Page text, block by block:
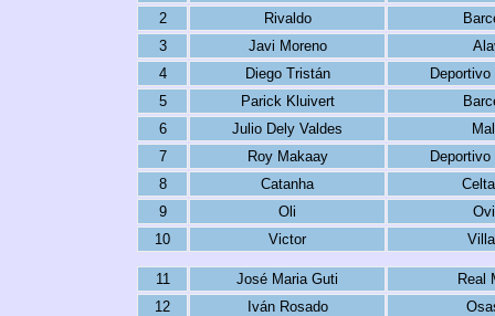
2
Rivaldo
3
Javi Moreno
4
Diego Tristán
5
Parick Kluivert
6
Julio Dely Valdes
7
Roy Makaay
8
Catanha
9
Oli
10
Victor
11 José Maria Guti
Real
12
Iván Rosado